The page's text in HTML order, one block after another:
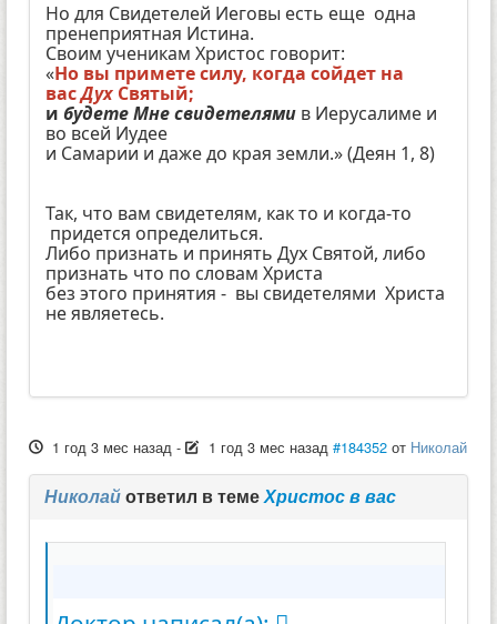
Но для Свидетелей Иеговы есть еще одна
пренеприятная Истина.
Своим ученикам Христос говорит:
«Но вы примете силу, когда сойдет на
васДух Святый;
и будете Мне свидетелями в Иерусалиме и
во всей Иудее
и Самарии и даже до края земли.» (Деян 1, 8)
Так, что вам свидетелям, как то и когда-то
придется определиться.
Либо признать и принять Дух Святой, либо
признать что по словам Христа
без этого принятия - вы свидетелями Христа
не являетесь.
1 год 3 мес назад - 1 год 3 мес назад #184352 от Николай
Николайответил в темеХристос в вас